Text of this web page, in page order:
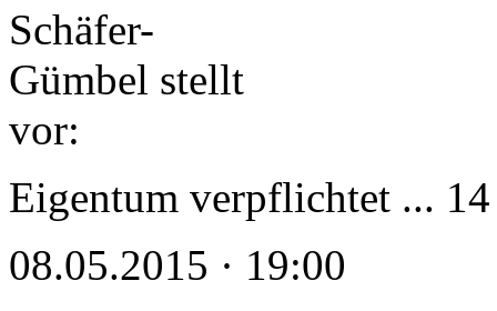
Eigentum verpflichtet ...
08.05.2015 · 19:00